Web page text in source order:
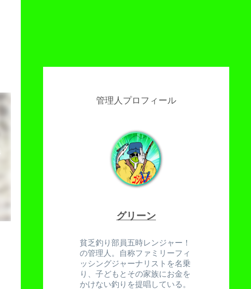
管理人プロフィール
グリーン
貧乏釣り部員五時レンジャー！
の管理人。自称ファミリーフィ
ッシングジャーナリストを名乗
り、子どもとその家族にお金を
かけない釣りを提唱している。